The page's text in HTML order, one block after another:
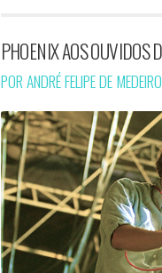
PHOENIX AOS OUVIDOS
POR ANDRÉ FELIPE DE